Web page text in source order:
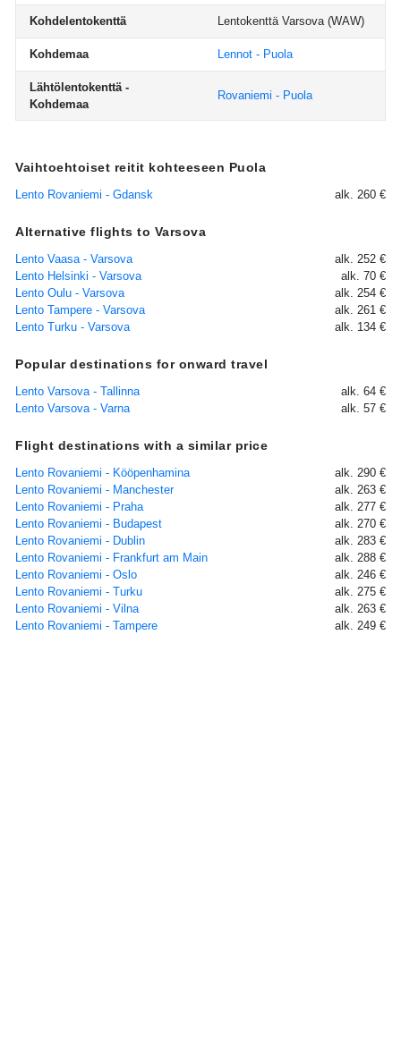
Kohdelentokenttä Lentokenttä Varsova(WAW)
Kohdemaa Lennot - Puola
Lähtölentokenttä -
Kohdemaa
Rovaniemi - Puola
Vaihtoehtoiset reitit kohteeseen Puola
Lento Rovaniemi - Gdansk alk. 260 €
Alternative flights to Varsova
Lento Vaasa - Varsova
alk. 252 €
Lento Helsinki - Varsova
alk. 70 €
Lento Oulu - Varsova
alk. 254 €
Lento Tampere - Varsova
alk. 261 €
Lento Turku - Varsova
alk. 134 €
Popular destinations for onward travel
Lento Varsova - Tallinna
alk. 64 €
Lento Varsova - Varna
alk. 57 €
Flight destinations with a similar price
Lento Rovaniemi - Kööpenhamina
alk. 290 €
Lento Rovaniemi - Manchester
alk. 263 €
Lento Rovaniemi - Praha
alk. 277 €
Lento Rovaniemi - Budapest
alk. 270 €
Lento Rovaniemi - Dublin
alk. 283 €
Lento Rovaniemi - Frankfurt am Main
alk. 288 €
Lento Rovaniemi - Oslo
alk. 246 €
Lento Rovaniemi - Turku
alk. 275 €
Lento Rovaniemi - Vilna
alk. 263 €
Lento Rovaniemi - Tampere
alk. 249 €